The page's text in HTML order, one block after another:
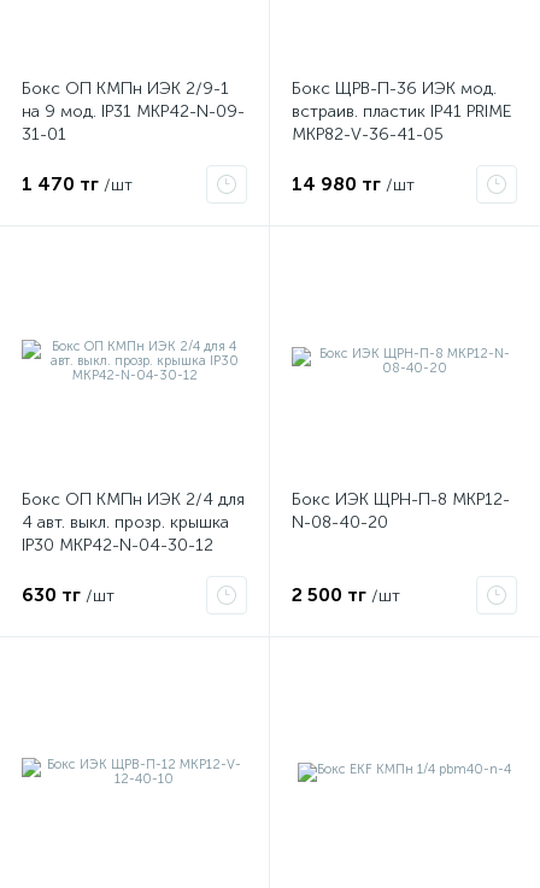
Бокс ОП КМПн ИЭК 2/9-1
на 9 мод. IP31 MKP42-N-09-
31-01
1 470 тг /шт
Бокс ЩРВ-П-36 ИЭК мод.
встраив. пластик IP41 PRIME
MKP82-V-36-41-05
14 980 тг /шт
Бокс ОП КМПн ИЭК 2/4 для
4 авт. выкл. прозр. крышка
IP30 MKP42-N-04-30-12
630 тг /шт
Бокс ИЭК ЩРН-П-8 MKP12-
N-08-40-20
2 500 тг /шт